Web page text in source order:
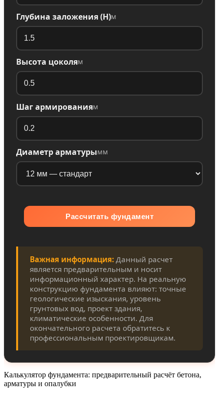
Глубина заложения (H)м
Высота цоколям
Шаг армированиям
Диаметр арматурымм
Рассчитать фундамент
Важная информация: Данный расчет
является предварительным и носит
информационный характер. На реальную
конструкцию фундамента влияют: точные
геологические изыскания, уровень
грунтовых вод, проект здания,
климатические особенности. Для
окончательного расчета обратитесь к
профессиональным проектировщикам.
Калькулятор фундамента: предварительный расчёт бетона,
арматуры и опалубки